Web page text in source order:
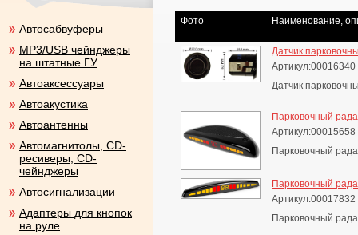
Фото Наименование,
Датчик
Артикул:00016340
Датчик
Парковочный
Артикул:00015658
Парковочный
Парковочный
Артикул:00017832
Парковочный
Aвтосабвуферы
MP3/USB чейнджеры
на штатные ГУ
Автоаксесcуары
Автоакустика
Автоантенны
Автомагнитолы, CD-
ресиверы, CD-
чейнджеры
Автосигнализации
Адаптеры для кнопок
на руле